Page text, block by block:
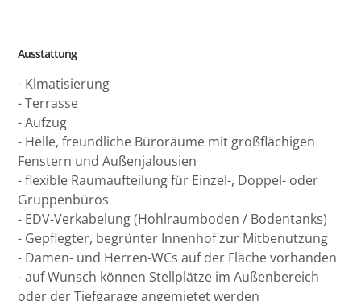
Ausstattung
- Klmatisierung
- Terrasse
- Aufzug
- Helle, freundliche Büroräume mit großflächigen
Fenstern und Außenjalousien
- flexible Raumaufteilung für Einzel-, Doppel- oder
Gruppenbüros
- EDV-Verkabelung (Hohlraumboden / Bodentanks)
- Gepflegter, begrünter Innenhof zur Mitbenutzung
- Damen- und Herren-WCs auf der Fläche vorhanden
- auf Wunsch können Stellplätze im Außenbereich
oder der Tiefgarage angemietet werden